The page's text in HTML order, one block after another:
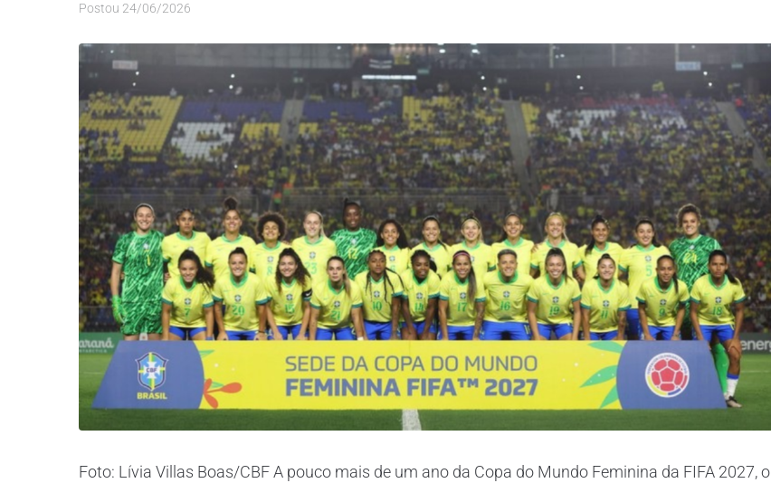
Postou 24/06/2026
Foto: Lívia Villas Boas/CBF A pouco mais de um ano da Copa do Mundo Feminina da FIFA 2027, o